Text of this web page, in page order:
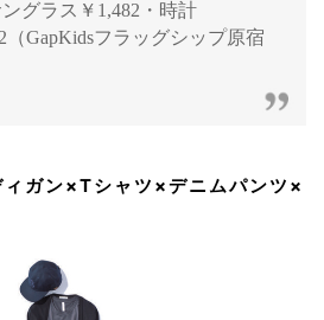
グラス￥1,482・時計
（GapKidsフラッグシップ原宿
ィガン×Tシャツ×デニムパンツ×